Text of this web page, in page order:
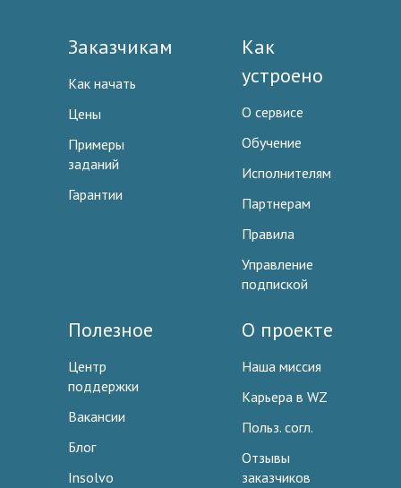
Заказчикам
Как начать
Цены
Примеры
заданий
Гарантии
Как
устроено
О сервисе
Обучение
Исполнителям
Партнерам
Правила
Управление
подпиской
Полезное
Центр
поддержки
Вакансии
Блог
Insolvo
О проекте
Наша миссия
Карьера в WZ
Польз. согл.
Отзывы
заказчиков